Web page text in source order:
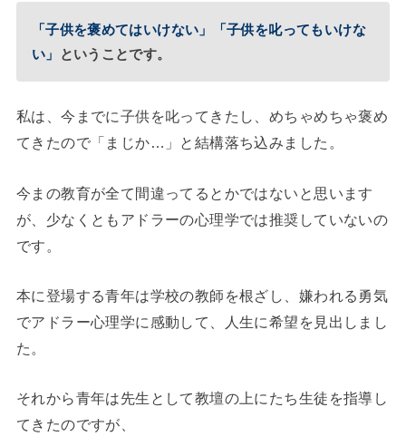
「子供を褒めてはいけない」「子供を叱ってもいけな
い」
ということです。
私は、今までに子供を叱ってきたし、めちゃめちゃ褒め
てきたので「まじか…」と結構落ち込みました。
今まの教育が全て間違ってるとかではないと思います
が、少なくともアドラーの心理学では推奨していないの
です。
本に登場する青年は学校の教師を根ざし、嫌われる勇気
でアドラー心理学に感動して、人生に希望を見出しまし
た。
それから青年は先生として教壇の上にたち生徒を指導し
てきたのですが、